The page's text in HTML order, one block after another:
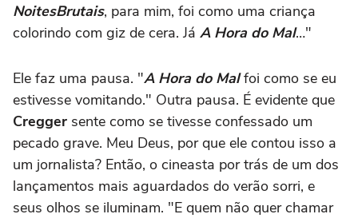
NoitesBrutais, para mim, foi como uma criança
colorindo com giz de cera. Já A Hora do Mal…"
Ele faz uma pausa. "A Hora do Malfoi como se eu
estivesse vomitando." Outra pausa. É evidente que
Cregger sente como se tivesse confessado um
pecado grave. Meu Deus, por que ele contou isso a
um jornalista? Então, o cineasta por trás de um dos
lançamentos mais aguardados do verão sorri, e
seus olhos se iluminam. "E quem não quer chamar